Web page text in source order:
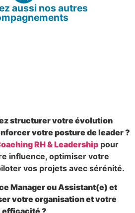
aussi nos autres
structurer votre évolution
votre posture de leader ?
RH & Leadership pour
influence, optimiser votre
vos projets avec sérénité.
Manager ou Assistant(e) et
votre organisation et votre